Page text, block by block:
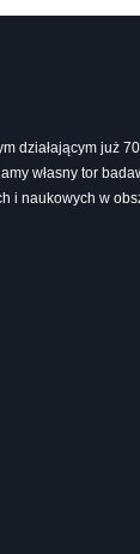
działającym już
własny tor
i naukowych w